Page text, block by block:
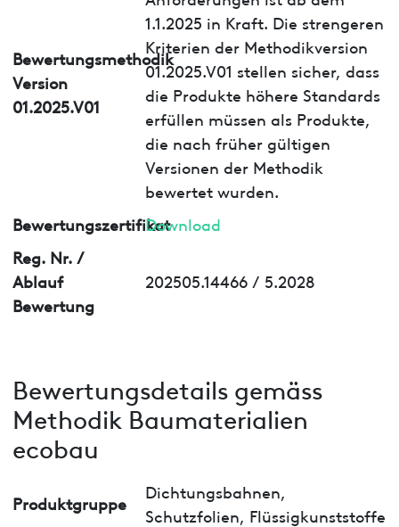
Bewertungsmethodik
Version
01.2025.V01
1.1.2025 in Kraft. Die strengeren
Kriterien der Methodikversion
01.2025.V01 stellen sicher, dass
die Produkte höhere Standards
erfüllen müssen als Produkte,
die nach früher gültigen
Versionen der Methodik
bewertet wurden.
BewertungszertifikatDownload
Reg. Nr. /
Ablauf
Bewertung
202505.14466 / 5.2028
Bewertungsdetails gemäss
Methodik Baumaterialien
ecobau
Produktgruppe
Dichtungsbahnen,
Schutzfolien, Flüssigkunststoffe